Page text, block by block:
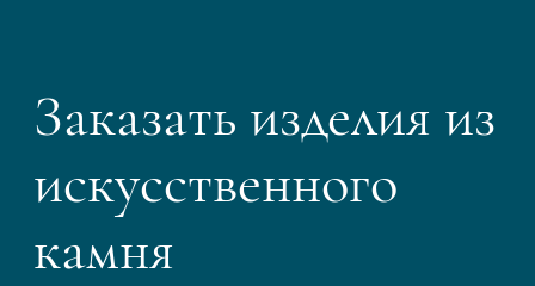
Заказать изделия из
искусственного
камня